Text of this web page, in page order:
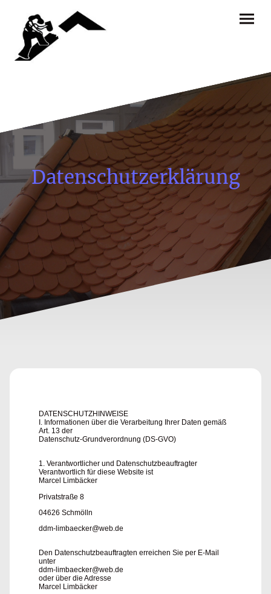
Datenschutzerklärung
DATENSCHUTZHINWEISE
I. Informationen über die Verarbeitung Ihrer Daten gemäß
Art. 13 der
Datenschutz-Grundverordnung (DS-GVO)
1. Verantwortlicher und Datenschutzbeauftragter
Verantwortlich für diese Website ist
Marcel Limbäcker
Privatstraße 8
04626 Schmölln
ddm-limbaecker@web.de
Den Datenschutzbeauftragten erreichen Sie per E-Mail
unter
ddm-limbaecker@web.de
oder über die Adresse
Marcel Limbäcker